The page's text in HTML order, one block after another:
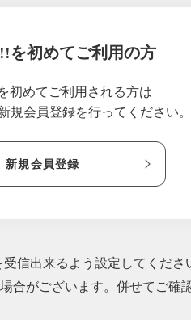
を初めてご利用の方
初めてご利用される方は
規会員登録を行ってください。
新規会員登録
信出来るよう設定してくださ
合がございます。併せてご確